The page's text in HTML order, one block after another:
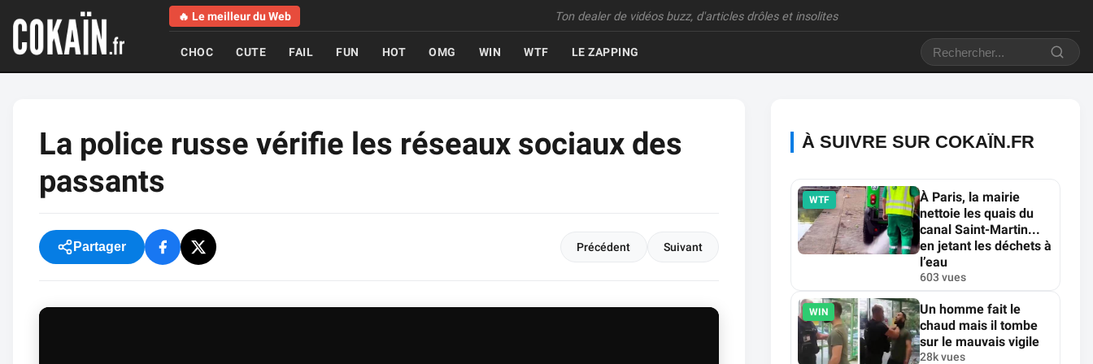
🔥 Le meilleur du Web Ton dealer de vidéos buzz, d'articles drôles et insolites
CHOC CUTE FAIL FUN HOT OMG WIN WTF LE ZAPPING
La police russe vérifie les réseaux sociaux des
passants
Partager Précédent Suivant
À SUIVRE SUR COKAÏN.FR
WTF
À Paris, la mairie
nettoie les quais du
canal Saint-Martin...
en jetant les déchets à
l’eau
603 vues
WIN
Un homme fait le
chaud mais il tombe
sur le mauvais vigile
28k vues